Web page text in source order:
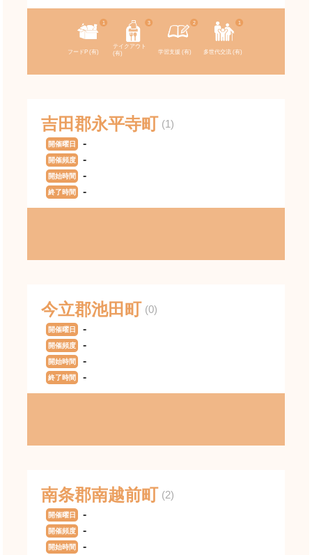
フードP (有)
1
テイクアウト
(有)
3
学習支援 (有)
2
多世代交流 (有)
1
吉田郡永平寺町 (1)
開催曜日 -
開催頻度 -
開始時間 -
終了時間 -
今立郡池田町 (0)
開催曜日 -
開催頻度 -
開始時間 -
終了時間 -
南条郡南越前町 (2)
開催曜日 -
開催頻度 -
開始時間 -